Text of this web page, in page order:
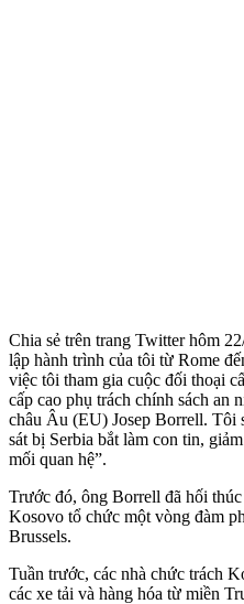
Chia sẻ trên trang Twitter hôm
lập hành trình của tôi từ Rome
việc tôi tham gia cuộc đối thoại
cấp cao phụ trách chính sách an
châu Âu (EU) Josep Borrell. Tôi
sát bị Serbia bắt làm con tin,
mối quan hệ”.
Trước đó, ông Borrell đã hối thúc
Kosovo tổ chức một vòng đàm
Brussels.
Tuần trước, các nhà chức trách
các xe tải và hàng hóa từ miền